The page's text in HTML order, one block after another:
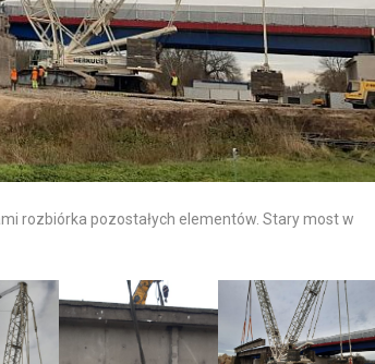
rozbiórka pozostałych elementów. Stary most w